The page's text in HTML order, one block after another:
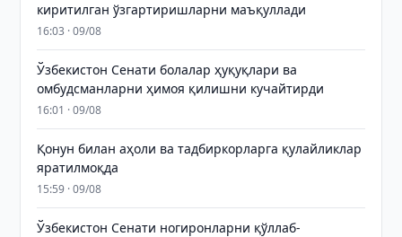
киритилган ўзгартиришларни маъқуллади
16:03 · 09/08
Ўзбекистон Сенати болалар ҳуқуқлари ва
омбудсманларни ҳимоя қилишни кучайтирди
16:01 · 09/08
Қонун билан аҳоли ва тадбиркорларга қулайликлар
яратилмоқда
15:59 · 09/08
Ўзбекистон Сенати ногиронларни қўллаб-